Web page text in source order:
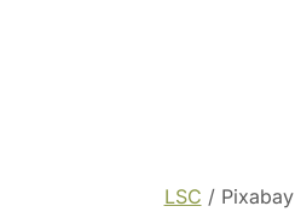
LSC / Pixabay